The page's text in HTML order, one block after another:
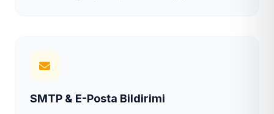
SMTP & E-Posta Bildirimi